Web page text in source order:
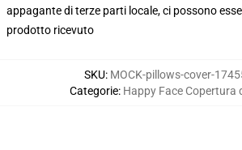
appagante di terze parti locale, ci possono
prodotto ricevuto
SKU: MOCK-pillows-cover-
Categorie: Happy Face Copertura